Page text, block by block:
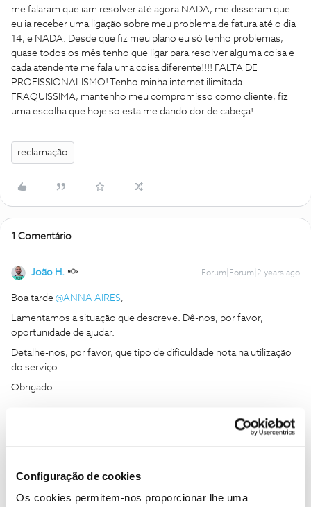
Configuração de cookies
Os cookies permitem-nos proporcionar lhe uma
me falaram que iam resolver até agora NADA, me disseram que
eu ia receber uma ligação sobre meu problema de fatura até o dia
14, e NADA. Desde que fiz meu plano eu só tenho problemas,
quase todos os mês tenho que ligar para resolver alguma coisa e
cada atendente me fala uma coisa diferente!!!! FALTA DE
PROFISSIONALISMO! Tenho minha internet ilimitada
FRAQUISSIMA, mantenho meu compromisso como cliente, fiz
uma escolha que hoje so esta me dando dor de cabeça!
reclamação
1 Comentário
João H. Forum|Forum|2 years ago
Boa tarde @ANNA AIRES,
Lamentamos a situação que descreve. Dê-nos, por favor,
oportunidade de ajudar.
Detalhe-nos, por favor, que tipo de dificuldade nota na utilização
do serviço.
Obrigado
Siga os perfis da moderação, através da opção "Seguir", para estar
sempre a par das ultimas novidades.